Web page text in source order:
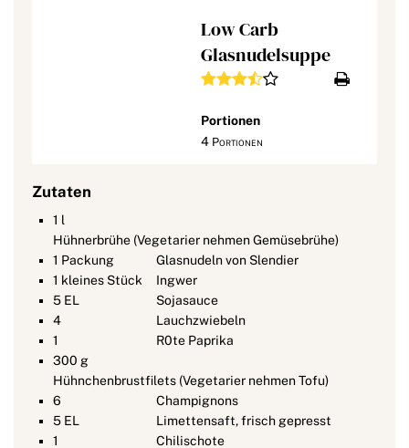
Low Carb
Glasnudelsuppe
Portionen
4 Portionen
Zutaten
1 l
Hühnerbrühe (Vegetarier nehmen Gemüsebrühe)
1 Packung
Glasnudeln von Slendier
1 kleines Stück
Ingwer
5 EL
Sojasauce
4
Lauchzwiebeln
1
R0te Paprika
300 g
Hühnchenbrustfilets (Vegetarier nehmen Tofu)
6
Champignons
5 EL
Limettensaft, frisch gepresst
1
Chilischote